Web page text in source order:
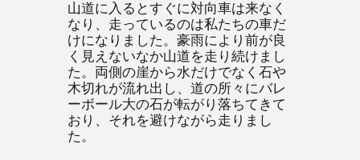
山道に入るとすぐに対向車は来なく
なり、走っているのは私たちの車だ
けになりました。豪雨により前が良
く見えないなか山道を走り続けまし
た。両側の崖から水だけでなく石や
木切れが流れ出し、道の所々にバレ
ーボール大の石が転がり落ちてきて
おり、それを避けながら走りまし
た。